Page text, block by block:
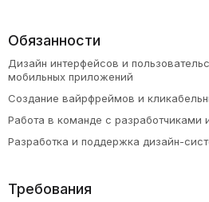
Обязанности
Дизайн интерфейсов и
мобильных приложений
Создание вайрфреймов и
Работа в команде с разработчиками
Разработка и поддержка дизайн-
Требования